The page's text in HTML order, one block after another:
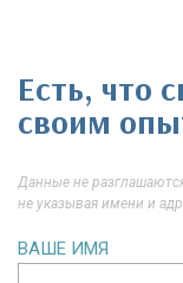
Есть, что
своим
Данные не
не указывая имени и
ВАШЕ ИМЯ